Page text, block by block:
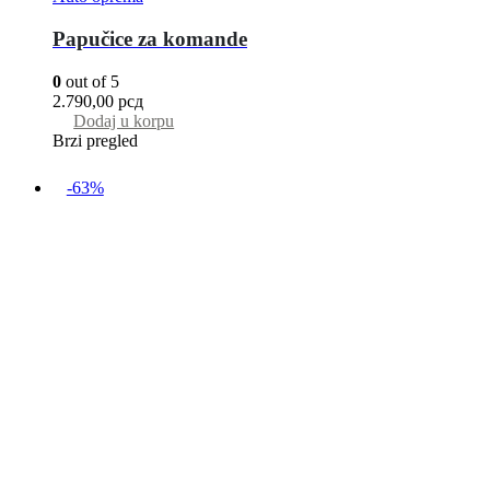
Papučice za komande
0 out of 5
2.790,00 рсд
Dodaj u korpu
Brzi pregled
-63%